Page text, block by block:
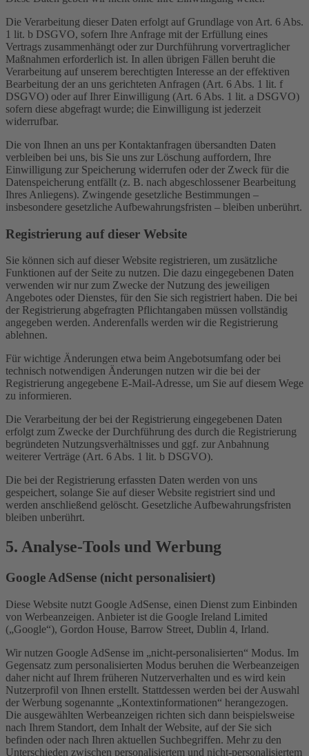
Die Verarbeitung dieser Daten erfolgt auf Grundlage von Art. 6 Abs.
1 lit. b DSGVO, sofern Ihre Anfrage mit der Erfüllung eines
Vertrags zusammenhängt oder zur Durchführung vorvertraglicher
Maßnahmen erforderlich ist. In allen übrigen Fällen beruht die
Verarbeitung auf unserem berechtigten Interesse an der effektiven
Bearbeitung der an uns gerichteten Anfragen (Art. 6 Abs. 1 lit. f
DSGVO) oder auf Ihrer Einwilligung (Art. 6 Abs. 1 lit. a DSGVO)
sofern diese abgefragt wurde; die Einwilligung ist jederzeit
widerrufbar.
Die von Ihnen an uns per Kontaktanfragen übersandten Daten
verbleiben bei uns, bis Sie uns zur Löschung auffordern, Ihre
Einwilligung zur Speicherung widerrufen oder der Zweck für die
Datenspeicherung entfällt (z. B. nach abgeschlossener Bearbeitung
Ihres Anliegens). Zwingende gesetzliche Bestimmungen –
insbesondere gesetzliche Aufbewahrungsfristen – bleiben unberührt.
Registrierung auf dieser Website
Sie können sich auf dieser Website registrieren, um zusätzliche
Funktionen auf der Seite zu nutzen. Die dazu eingegebenen Daten
verwenden wir nur zum Zwecke der Nutzung des jeweiligen
Angebotes oder Dienstes, für den Sie sich registriert haben. Die bei
der Registrierung abgefragten Pflichtangaben müssen vollständig
angegeben werden. Anderenfalls werden wir die Registrierung
ablehnen.
Für wichtige Änderungen etwa beim Angebotsumfang oder bei
technisch notwendigen Änderungen nutzen wir die bei der
Registrierung angegebene E-Mail-Adresse, um Sie auf diesem Wege
zu informieren.
Die Verarbeitung der bei der Registrierung eingegebenen Daten
erfolgt zum Zwecke der Durchführung des durch die Registrierung
begründeten Nutzungsverhältnisses und ggf. zur Anbahnung
weiterer Verträge (Art. 6 Abs. 1 lit. b DSGVO).
Die bei der Registrierung erfassten Daten werden von uns
gespeichert, solange Sie auf dieser Website registriert sind und
werden anschließend gelöscht. Gesetzliche Aufbewahrungsfristen
bleiben unberührt.
5. Analyse-Tools und Werbung
Google AdSense (nicht personalisiert)
Diese Website nutzt Google AdSense, einen Dienst zum Einbinden
von Werbeanzeigen. Anbieter ist die Google Ireland Limited
(„Google“), Gordon House, Barrow Street, Dublin 4, Irland.
Wir nutzen Google AdSense im „nicht-personalisierten“ Modus. Im
Gegensatz zum personalisierten Modus beruhen die Werbeanzeigen
daher nicht auf Ihrem früheren Nutzerverhalten und es wird kein
Nutzerprofil von Ihnen erstellt. Stattdessen werden bei der Auswahl
der Werbung sogenannte „Kontextinformationen“ herangezogen.
Die ausgewählten Werbeanzeigen richten sich dann beispielsweise
nach Ihrem Standort, dem Inhalt der Website, auf der Sie sich
befinden oder nach Ihren aktuellen Suchbegriffen. Mehr zu den
Unterschieden zwischen personalisiertem und nicht-personalisiertem